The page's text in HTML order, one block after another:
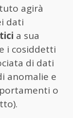
agirà
dati
a sua
i cosiddetti
di dati
anomalie e
o